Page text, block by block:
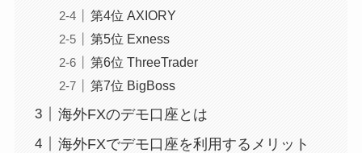
第4位 AXIORY
第5位 Exness
第6位 ThreeTrader
第7位 BigBoss
海外FXのデモ口座とは
海外FXでデモ口座を利用するメリット